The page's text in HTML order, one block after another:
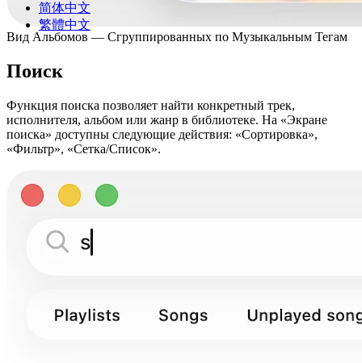
简体中文
繁體中文
Вид Альбомов — Сгруппированных по Музыкальным Тегам
Поиск
Функция поиска позволяет найти конкретный трек,
исполнителя, альбом или жанр в библиотеке. На «Экране
поиска» доступны следующие действия: «Сортировка»,
«Фильтр», «Сетка/Список».